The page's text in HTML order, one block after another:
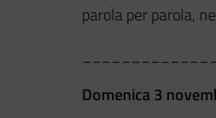
parola per parola,
Domenica 3